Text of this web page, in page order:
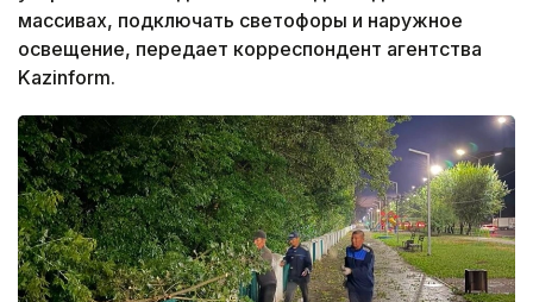
массивах, подключать светофоры и наружное
освещение, передает корреспондент агентства
Kazinform.